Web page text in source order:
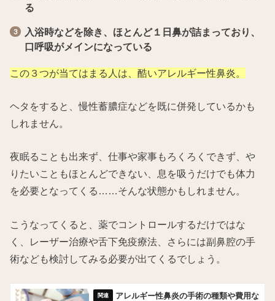
る
入浴時などを除き、ほとんど１日鼻が詰まっており、
口呼吸がメインになっている
この３つが当てはまる人は、酷いアレルギー性鼻炎。
ヘタをすると、慢性蓄膿症などを既に併発しているかも
しれません。
夜眠ることも出来ず、仕事や家事もろくろくできず、や
りたいこともほとんどできない、息を吸うだけでも体力
を必要となってくる……そんな状態かもしれません。
こうなってくると、薬でコントロールするだけではな
く、レーザー治療や舌下免疫療法、さらには副鼻腔の手
術なども検討してみる必要が出てくるでしょう。
アレルギー性鼻炎の手術の種類や費用な